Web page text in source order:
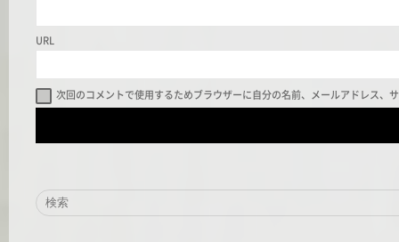
URL
次回のコメントで使用するためブラウザーに自分の名前、メールアドレス、